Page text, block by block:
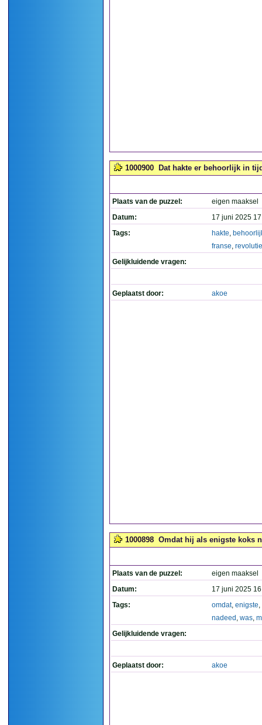
1000900 Dat hakte er behoorlijk in
Plaats van de puzzel:
eigen maaksel
Datum:
17 juni 2025
Tags:
hakte,
franse, revolutie
Gelijkluidende vragen:
Geplaatst door: akoe
1000898 Omdat hij als enigste koks
Plaats van de puzzel:
eigen maaksel
Datum:
17 juni 2025
Tags:
omdat, enigste,
nadeed , was,
Gelijkluidende vragen:
Geplaatst door: akoe